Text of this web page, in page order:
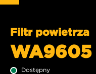
Filtr powietrza
WA9605
Dostępny